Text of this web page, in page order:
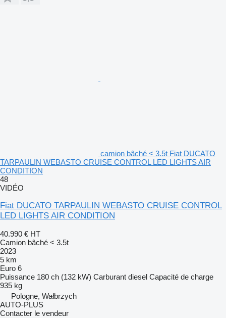
camion bâché < 3.5t Fiat DUCATO
TARPAULIN WEBASTO CRUISE CONTROL LED LIGHTS AIR
CONDITION
48
VIDÉO
Fiat DUCATO TARPAULIN WEBASTO CRUISE CONTROL
LED LIGHTS AIR CONDITION
40.990 € HT
Camion bâché < 3.5t
2023
5 km
Euro 6
Puissance 180 ch (132 kW) Carburant diesel Capacité de charge
935 kg
Pologne, Wałbrzych
AUTO-PLUS
Contacter le vendeur